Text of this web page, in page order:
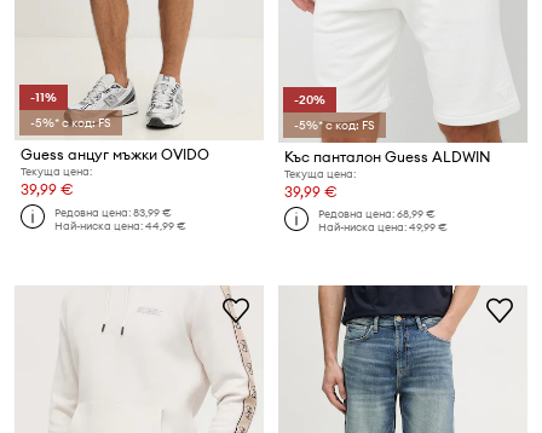
-11%
-5%* с код: FS
Guess анцуг мъжки OVIDO
Текуща цена:
39,99 €
Редовна цена:83,99 €
Най-ниска цена:44,99 €
-20%
-5%* с код: FS
Къс панталон Guess ALDWIN
Текуща цена:
39,99 €
Редовна цена:68,99 €
Най-ниска цена:49,99 €